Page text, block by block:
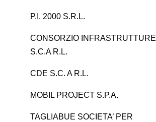
P.I. 2000 S.R.L.
CONSORZIO INFRASTRUTTURE
S.C.A R.L.
CDE S.C. A R.L.
MOBIL PROJECT S.P.A.
TAGLIABUE SOCIETA’ PER